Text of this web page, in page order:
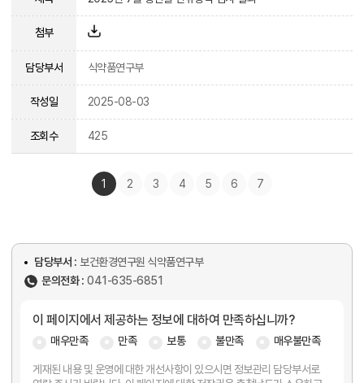
첨부
담당부서 식약품연구부
작성일 2025-08-03
조회수 425
1 2 3 4 5 6 7
담당부서 : 보건환경연구원 식약품연구부
문의전화 : 041-635-6851
이 페이지에서 제공하는 정보에 대하여 만족하십니까?
매우만족 만족 보통 불만족 매우불만족
게재된 내용 및 운영에 대한 개선사항이 있으시면 정보관리 담당부서로